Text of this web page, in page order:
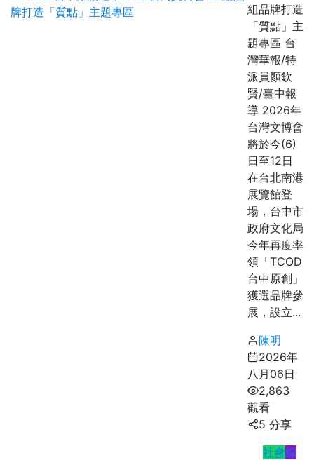
組品牌打造
「質點」主
題專區 台
灣華報/特
派員顏欽
賢/臺中報
導 2026年
台灣文博會
將於今(6)
日至12日
在台北南港
展覽館登
場，台中市
政府文化局
今年再度率
領「TCOD
台中原創」
獲選品牌參
展，設立...
陳明
2026年
八月06日
2,863
觀看
5 分享
社會綜